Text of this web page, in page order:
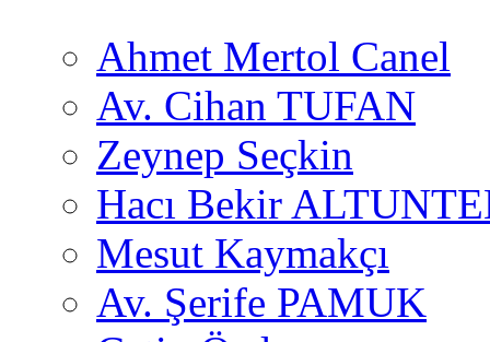
Ahmet Mertol Canel
Av. Cihan TUFAN
Zeynep Seçkin
Hacı Bekir
Mesut Kaymakçı
Av. Şerife PAMUK